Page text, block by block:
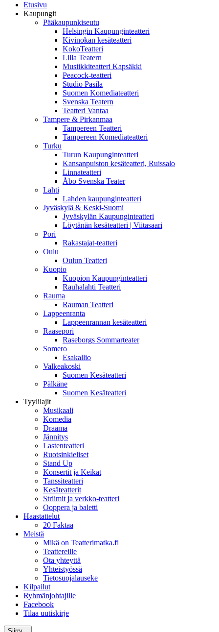
Etusivu
Kaupungit
Pääkaupunkiseutu
Helsingin Kaupunginteatteri
Kivinokan kesäteatteri
KokoTeatteri
Lilla Teatern
Musiikkiteatteri Kapsäkki
Peacock-teatteri
Studio Pasila
Suomen Komediateatteri
Svenska Teatern
Teatteri Vantaa
Tampere & Pirkanmaa
Tampereen Teatteri
Tampereen Komediateatteri
Turku
Turun Kaupunginteatteri
Kansanpuiston kesäteatteri, Ruissalo
Linnateatteri
Åbo Svenska Teater
Lahti
Lahden kaupunginteatteri
Jyväskylä & Keski-Suomi
Jyväskylän Kaupunginteatteri
Löytänän kesäteatteri | Viitasaari
Pori
Rakastajat-teatteri
Oulu
Oulun Teatteri
Kuopio
Kuopion Kaupunginteatteri
Rauhalahti Teatteri
Rauma
Rauman Teatteri
Lappeenranta
Lappeenrannan kesäteatteri
Raasepori
Raseborgs Sommarteater
Somero
Esakallio
Valkeakoski
Suomen Kesäteatteri
Pälkäne
Suomen Kesäteatteri
Tyylilajit
Musikaali
Komedia
Draama
Jännitys
Lastenteatteri
Ruotsinkieliset
Stand Up
Konsertit ja Keikat
Tanssiteatteri
Kesäteatterit
Striimit ja verkko-teatteri
Ooppera ja baletti
Haastattelut
20 Faktaa
Meistä
Mikä on Teatterimatka.fi
Teattereille
Ota yhteyttä
Yhteistyössä
Tietosuojalauseke
Kilpailut
Ryhmänjohtajille
Facebook
Tilaa uutiskirje